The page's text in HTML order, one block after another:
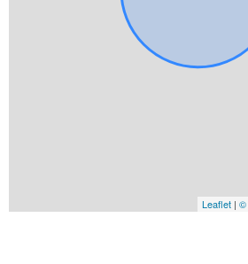
Leaflet | ©